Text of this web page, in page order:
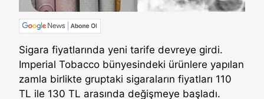
Sigara fiyatlarında yeni tarife devreye girdi.
Imperial Tobacco bünyesindeki ürünlere yapılan
zamla birlikte gruptaki sigaraların fiyatları 110
TL ile 130 TL arasında değişmeye başladı.